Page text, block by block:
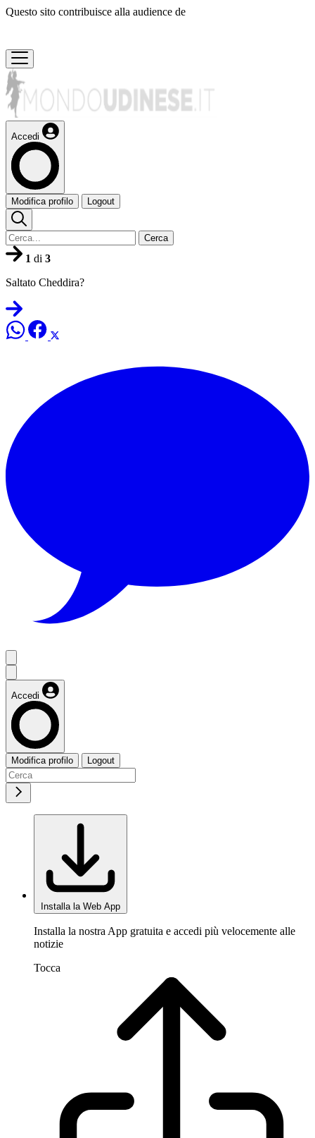
Questo sito contribuisce alla audience de
Accedi
Modifica profilo Logout
Cerca
1 di 3
Saltato Cheddira?
Accedi
Modifica profilo Logout
Installa la Web App
Installa la nostra App gratuita e accedi più velocemente alle
notizie
Tocca